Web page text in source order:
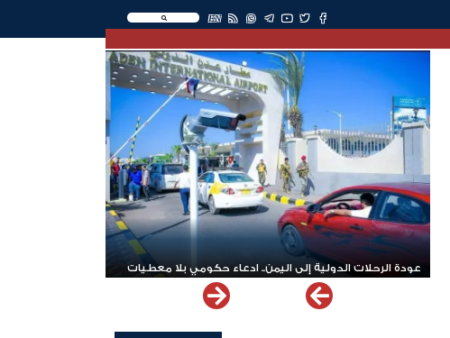
EN
عودة الرحلات الدولية إلى اليمن.. ادعاء حكومي بلا معطيات